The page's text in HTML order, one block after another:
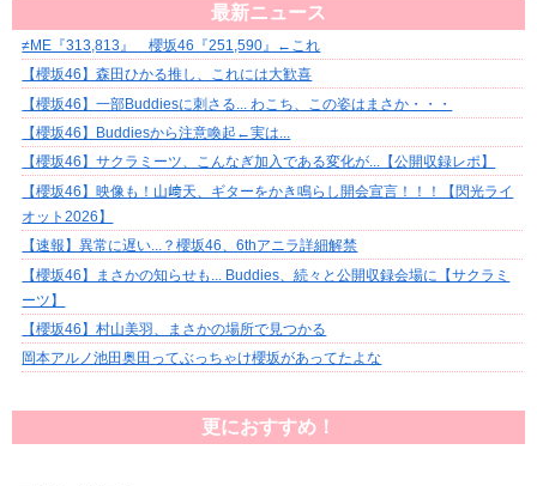
最新ニュース
≠ME『313,813』 櫻坂46『251,590』←これ
【櫻坂46】森田ひかる推し、これには大歓喜
【櫻坂46】一部Buddiesに刺さる... わこち、この姿はまさか・・・
【櫻坂46】Buddiesから注意喚起←実は...
【櫻坂46】サクラミーツ、こんなぎ加入である変化が...【公開収録レポ】
【櫻坂46】映像も！山﨑天、ギターをかき鳴らし開会宣言！！！【閃光ライ
オット2026】
【速報】異常に遅い...？櫻坂46、6thアニラ詳細解禁
【櫻坂46】まさかの知らせも... Buddies、続々と公開収録会場に【サクラミ
ーツ】
【櫻坂46】村山美羽、まさかの場所で見つかる
岡本アルノ池田奥田ってぶっちゃけ櫻坂があってたよな
更におすすめ！